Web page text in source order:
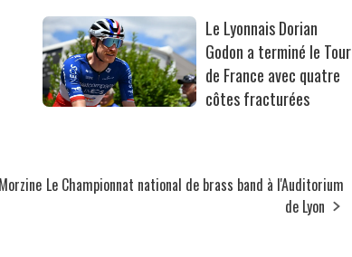
Le Lyonnais Dorian
Godon a terminé le Tour
de France avec quatre
côtes fracturées
Le Championnat national de brass band à l'Auditorium
de Lyon